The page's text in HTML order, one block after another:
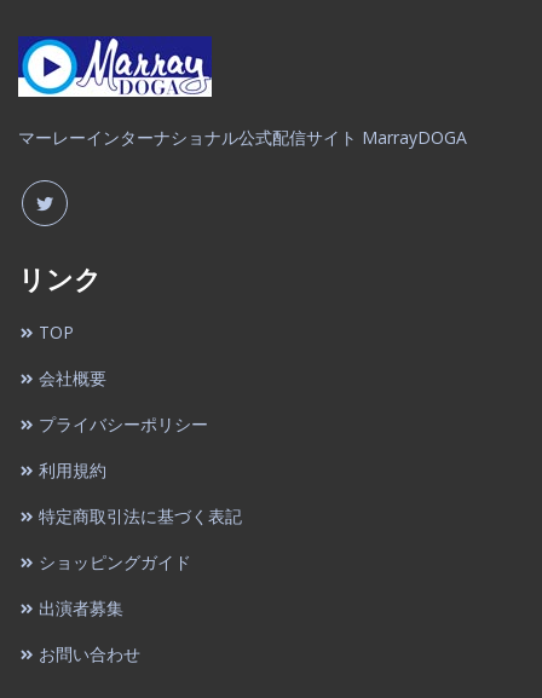
マーレーインターナショナル公式配信サイト MarrayDOGA
リンク
TOP
会社概要
プライバシーポリシー
利用規約
特定商取引法に基づく表記
ショッピングガイド
出演者募集
お問い合わせ